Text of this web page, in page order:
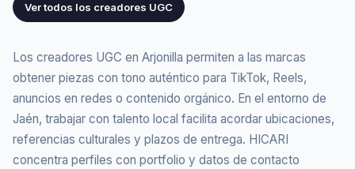
Ver todos los creadores UGC
Los creadores UGC en Arjonilla permiten a las marcas
obtener piezas con tono auténtico para TikTok, Reels,
anuncios en redes o contenido orgánico. En el entorno de
Jaén, trabajar con talento local facilita acordar ubicaciones,
referencias culturales y plazos de entrega. HICARI
concentra perfiles con portfolio y datos de contacto